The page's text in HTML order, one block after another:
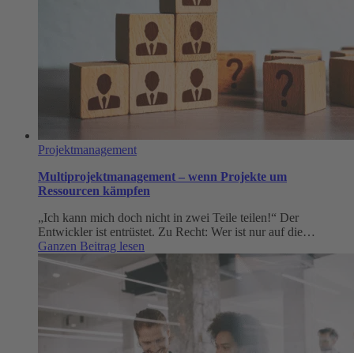
Projektmanagement
Multiprojektmanagement – wenn Projekte um
Ressourcen kämpfen
„Ich kann mich doch nicht in zwei Teile teilen!“ Der
Entwickler ist entrüstet. Zu Recht: Wer ist nur auf die…
Ganzen Beitrag lesen
Multiprojektmanagement
wenn
Projekte
um
Ressourcen
kämpfen